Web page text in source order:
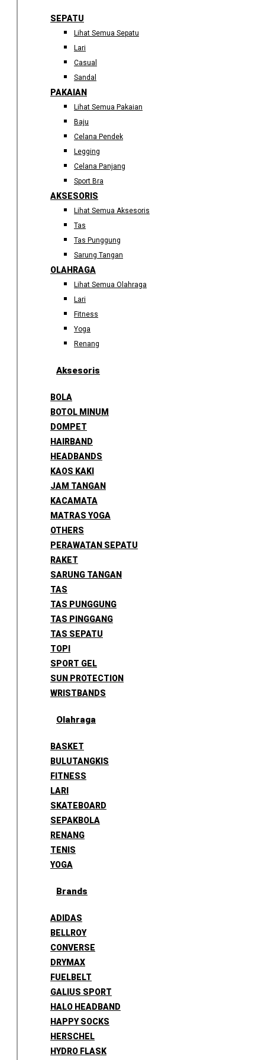
SEPATU
Lihat Semua Sepatu
Lari
Casual
Sandal
PAKAIAN
Lihat Semua Pakaian
Baju
Celana Pendek
Legging
Celana Panjang
Sport Bra
AKSESORIS
Lihat Semua Aksesoris
Tas
Tas Punggung
Sarung Tangan
OLAHRAGA
Lihat Semua Olahraga
Lari
Fitness
Yoga
Renang
Aksesoris
BOLA
BOTOL MINUM
DOMPET
HAIRBAND
HEADBANDS
KAOS KAKI
JAM TANGAN
KACAMATA
MATRAS YOGA
OTHERS
PERAWATAN SEPATU
RAKET
SARUNG TANGAN
TAS
TAS PUNGGUNG
TAS PINGGANG
TAS SEPATU
TOPI
SPORT GEL
SUN PROTECTION
WRISTBANDS
Olahraga
BASKET
BULUTANGKIS
FITNESS
LARI
SKATEBOARD
SEPAKBOLA
RENANG
TENIS
YOGA
Brands
ADIDAS
BELLROY
CONVERSE
DRYMAX
FUELBELT
GALIUS SPORT
HALO HEADBAND
HAPPY SOCKS
HERSCHEL
HYDRO FLASK